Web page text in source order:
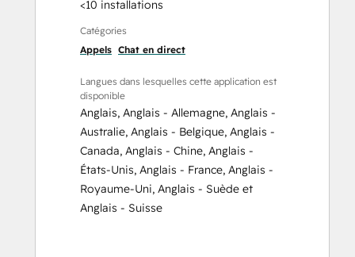
<10 installations
Catégories
Appels Chat en direct
Langues dans lesquelles cette application est
disponible
Anglais, Anglais - Allemagne, Anglais -
Australie, Anglais - Belgique, Anglais -
Canada, Anglais - Chine, Anglais -
États-Unis, Anglais - France, Anglais -
Royaume-Uni, Anglais - Suède et
Anglais - Suisse